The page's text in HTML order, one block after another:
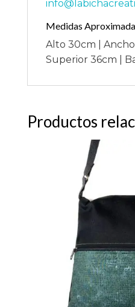
Medidas
Alto 30cm |
Superior 36cm |
Productos